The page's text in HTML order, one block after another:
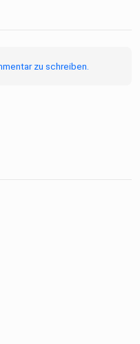
zu schreiben.